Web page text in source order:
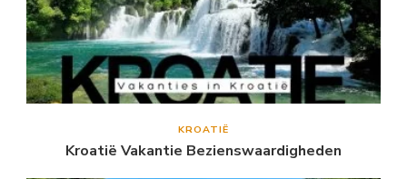
KROATIË
Kroatië Vakantie Bezienswaardigheden